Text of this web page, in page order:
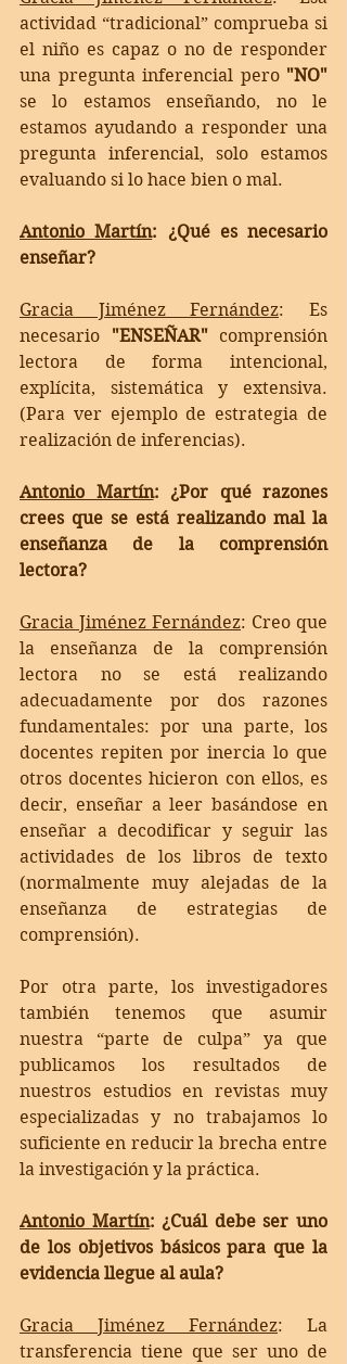
actividad “tradicional” comprueba si
el niño es capaz o no de responder
una pregunta inferencial pero "NO"
se lo estamos enseñando, no le
estamos ayudando a responder una
pregunta inferencial, solo estamos
evaluando si lo hace bien o mal.
Antonio Martín: ¿Qué es necesario
enseñar?
Gracia Jiménez Fernández: Es
necesario "ENSEÑAR" comprensión
lectora de forma intencional,
explícita, sistemática y extensiva.
(Para ver ejemplo de estrategia de
realización de inferencias).
Antonio Martín: ¿Por qué razones
crees que se está realizando mal la
enseñanza de la comprensión
lectora?
Gracia Jiménez Fernández: Creo que
la enseñanza de la comprensión
lectora no se está realizando
adecuadamente por dos razones
fundamentales: por una parte, los
docentes repiten por inercia lo que
otros docentes hicieron con ellos, es
decir, enseñar a leer basándose en
enseñar a decodificar y seguir las
actividades de los libros de texto
(normalmente muy alejadas de la
enseñanza de estrategias de
comprensión).
Por otra parte, los investigadores
también tenemos que asumir
nuestra “parte de culpa” ya que
publicamos los resultados de
nuestros estudios en revistas muy
especializadas y no trabajamos lo
suficiente en reducir la brecha entre
la investigación y la práctica.
Antonio Martín: ¿Cuál debe ser uno
de los objetivos básicos para que la
evidencia llegue al aula?
Gracia Jiménez Fernández: La
transferencia tiene que ser uno de